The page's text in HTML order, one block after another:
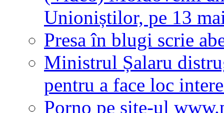
Unioniștilor, pe 13
Presa în blugi scrie
Ministrul Șalaru
pentru a face loc
Porno pe site-ul